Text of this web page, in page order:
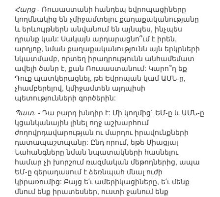
Հարց- Ռուսաստանի հանդեպ եվրոպացիները
կողմնակից են չմիջամտելու քաղաքականությանը
և երևույթներն անվանում են այնպես, ինչպես
դրանք կան: Սակայն արդարացնո՞ւմ է իրեն,
արդյոք, նման քաղաքականությունն այն երկրների
նկատմամբ, որտեղ իրադրությունն անհամեմատ
ավելի ծանր է, քան Ռուսաստանում: Կարո՞ղ եք
Դուք պատկերացնել, թե Եվրոպան կամ ԱՄՆ-ը,
չհամբերելով, կմիջամտեն այդպիսի
պետությունների գործերին:
Պատ. - Դա բարդ խնդիր է: Մի կողմից` ԵՄ-ը և ԱՄՆ-ը
կցանկանային լինել ողջ աշխարհում
ժողովրդավարության ու մարդու իրավունքների
դատապաշտպանը: Ընդ որում, եթե Միացյալ
Նահանգները նման նպատակների հասնելու
համար չի խորշում ռազմական մեթոդներից, ապա
ԵՄ-ը գերադասում է ձեռնպահ մնալ ուժի
կիրառումից: Բայց ե՛ւ ամերիկացիները, ե՛ւ մենք
մնում ենք իրատեսներ, ուստի ջանում ենք